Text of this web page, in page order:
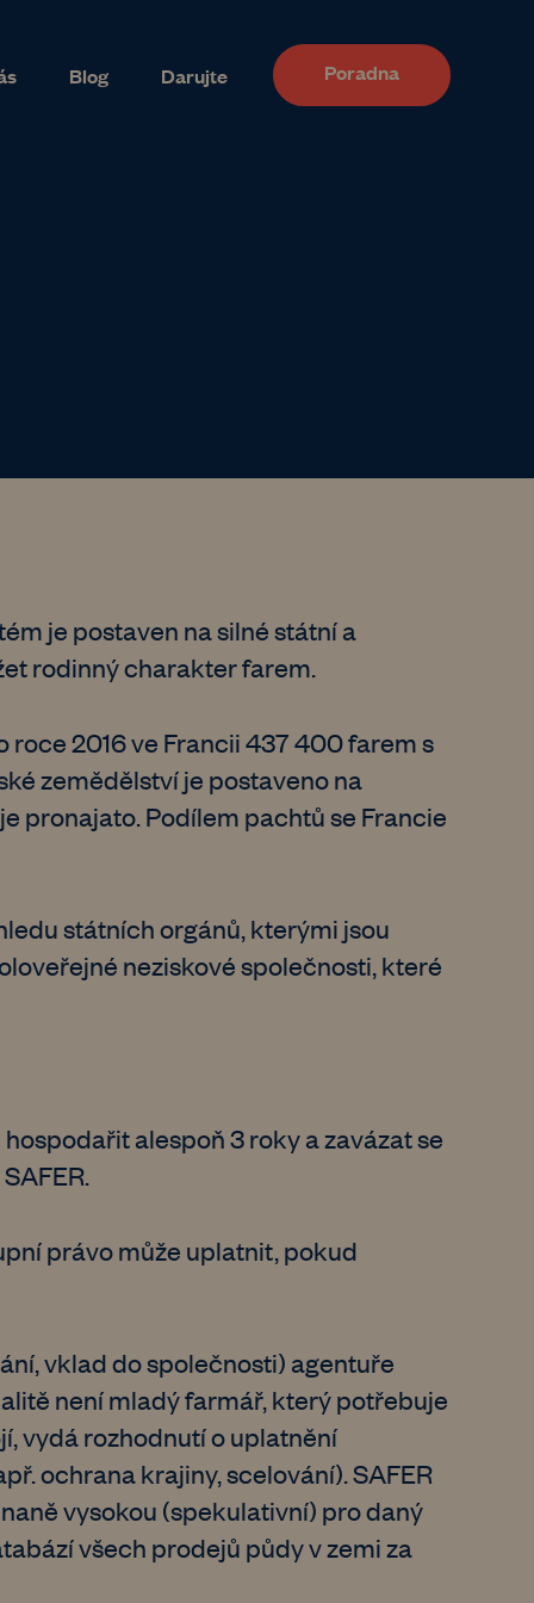
Blog Darujte Poradna
je postaven na silné státní a
rodinný charakter farem.
roce 2016 ve Francii 437 400 farem s
zemědělství je postaveno na
pronajato. Podílem pachtů se Francie
státních orgánů, kterými jsou
neziskové společnosti, které
alespoň 3 roky a zavázat se
právo může uplatnit, pokud
vklad do společnosti) agentuře
není mladý farmář, který potřebuje
vydá rozhodnutí o uplatnění
ochrana krajiny, scelování). SAFER
vysokou (spekulativní) pro daný
všech prodejů půdy v zemi za